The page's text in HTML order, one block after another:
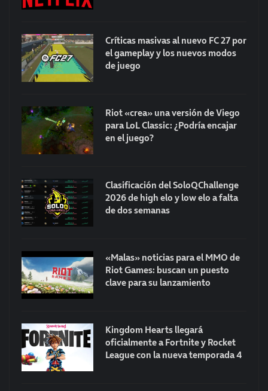
Críticas masivas al nuevo FC 27 por
el gameplay y los nuevos modos
de juego
Riot «crea» una versión de Viego
para LoL Classic: ¿Podría encajar
en el juego?
Clasificación del SoloQChallenge
2026 de high elo y low elo a falta
de dos semanas
«Malas» noticias para el MMO de
Riot Games: buscan un puesto
clave para su lanzamiento
Kingdom Hearts llegará
oficialmente a Fortnite y Rocket
League con la nueva temporada 4